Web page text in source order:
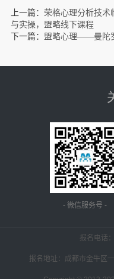
上一篇： 荣格心理分析技术
与实操，盟略线下课程
下一篇： 盟略心理——曼陀
- 微信服务号 -
报名电话：
报名地址：成都市金牛区